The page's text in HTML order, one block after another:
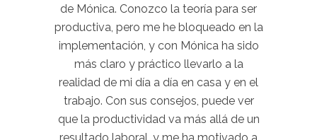
de Mónica. Conozco la teoría para ser
productiva, pero me he bloqueado en la
implementación, y con Mónica ha sido
más claro y práctico llevarlo a la
realidad de mi día a día en casa y en el
trabajo. Con sus consejos, puede ver
que la productividad va más allá de un